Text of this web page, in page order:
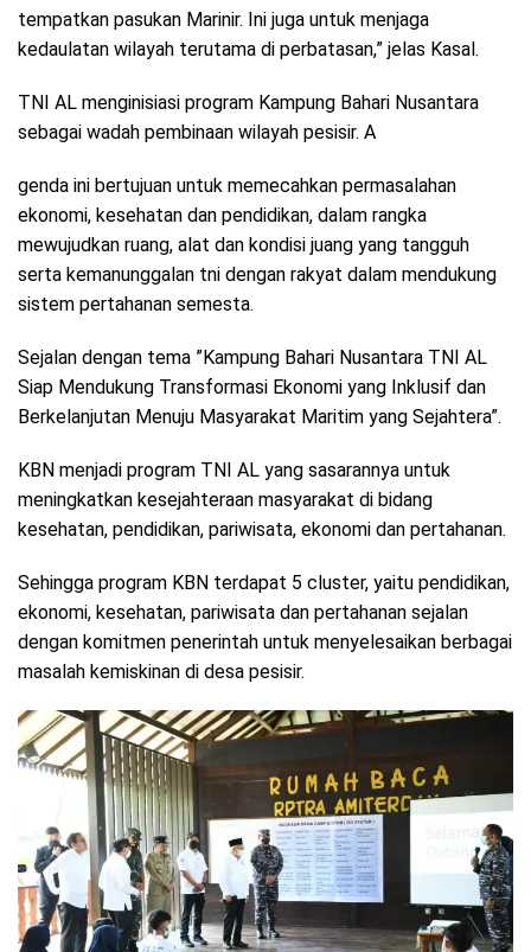
tempatkan pasukan Marinir. Ini juga untuk menjaga
kedaulatan wilayah terutama di perbatasan,” jelas Kasal.
TNI AL menginisiasi program Kampung Bahari Nusantara
sebagai wadah pembinaan wilayah pesisir. A
genda ini bertujuan untuk memecahkan permasalahan
ekonomi, kesehatan dan pendidikan, dalam rangka
mewujudkan ruang, alat dan kondisi juang yang tangguh
serta kemanunggalan tni dengan rakyat dalam mendukung
sistem pertahanan semesta.
Sejalan dengan tema ”Kampung Bahari Nusantara TNI AL
Siap Mendukung Transformasi Ekonomi yang Inklusif dan
Berkelanjutan Menuju Masyarakat Maritim yang Sejahtera”.
KBN menjadi program TNI AL yang sasarannya untuk
meningkatkan kesejahteraan masyarakat di bidang
kesehatan, pendidikan, pariwisata, ekonomi dan pertahanan.
Sehingga program KBN terdapat 5 cluster, yaitu pendidikan,
ekonomi, kesehatan, pariwisata dan pertahanan sejalan
dengan komitmen penerintah untuk menyelesaikan berbagai
masalah kemiskinan di desa pesisir.